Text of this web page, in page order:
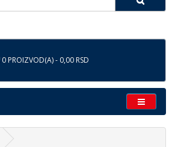
0 PROIZVOD(A) - 0,00 RSD